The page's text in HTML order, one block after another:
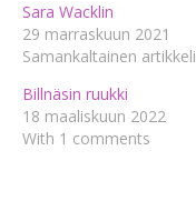
Sara Wacklin
29 marraskuun 2021
Samankaltainen artikkeli
Billnäsin ruukki
18 maaliskuun 2022
With 1 comments